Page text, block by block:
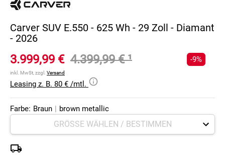
Carver SUV E.550 - 625 Wh - 29 Zoll - Diamant
- 2026
3.999,99 € 4.399,99 €¹
inkl. MwSt, zzgl. Versand
-9%
Leasing z. B. 80 € /mtl.
Farbe: Braun | brown metallic